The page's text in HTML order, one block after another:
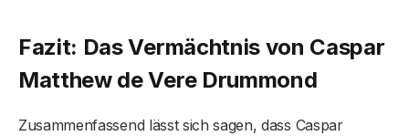
Fazit: Das Vermächtnis von Caspar
Matthew de Vere Drummond
Zusammenfassend lässt sich sagen, dass Caspar